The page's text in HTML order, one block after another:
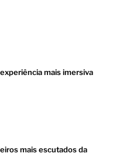
mais imersiva
mais escutados da